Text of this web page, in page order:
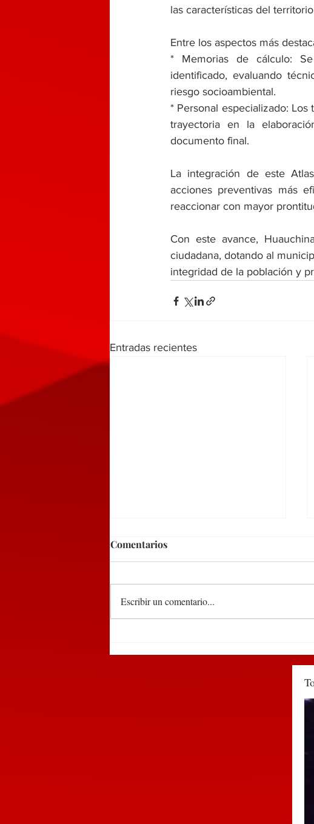
las características del
Entre los aspectos más
* ​Memorias de cálculo:
identificado, evaluando
riesgo socioambiental.
* ​Personal especializado:
trayectoria en la
documento final.
​La integración de este
acciones preventivas más
reaccionar con mayor
​Con este avance,
ciudadana, dotando al
integridad de la población y
Entradas recientes
Huauchinango en encuentro
Comentarios
Escribir un comentario...